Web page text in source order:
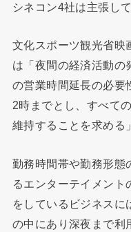
シネコン4社は主張して
文化スポーツ観光省映
は「夜間の経済活動の
の営業時間延長の必要
2時までとし、すべて
維持することを求める
勤務時間帯や勤務形態
るエンターテイメント
をしているビジネスに
の中にあり深夜まで利